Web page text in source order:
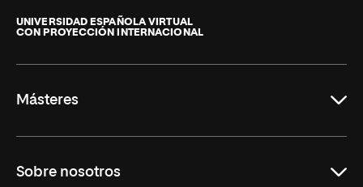
de
La
UNIVERSIDAD ESPAÑOLA VIRTUAL
CON PROYECCIÓN INTERNACIONAL
Másteres
Derecho
Sobre nosotros